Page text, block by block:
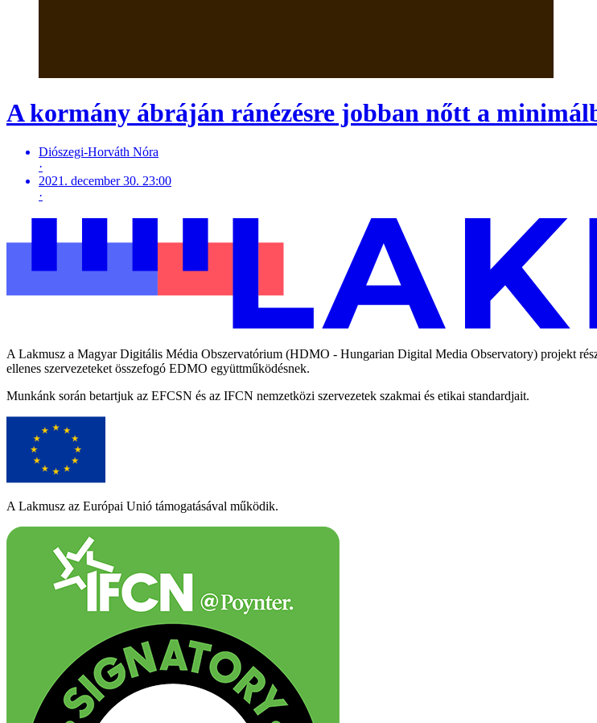
A kormány ábráján ránézésre jobban nőtt a
Diószegi-Horváth Nóra
·
2021. december 30. 23:00
·
A Lakmusz a Magyar Digitális Média Obszervatórium (HDMO - Hungarian Digital Media Observatory) projekt
ellenes szervezeteket összefogó EDMO együttműködésnek.
Munkánk során betartjuk az EFCSN és az IFCN nemzetközi szervezetek szakmai és etikai standardjait.
A Lakmusz az Európai Unió támogatásával működik.